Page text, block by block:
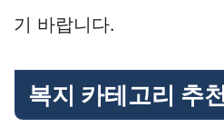
기 바랍니다.
복지 카테고리 추